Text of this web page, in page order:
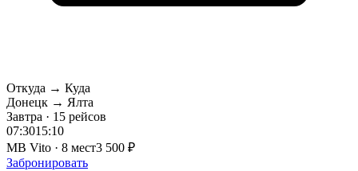
Откуда → Куда
Донецк → Ялта
Завтра · 15 рейсов
07:3015:10
MB Vito · 8 мест3 500 ₽
Забронировать